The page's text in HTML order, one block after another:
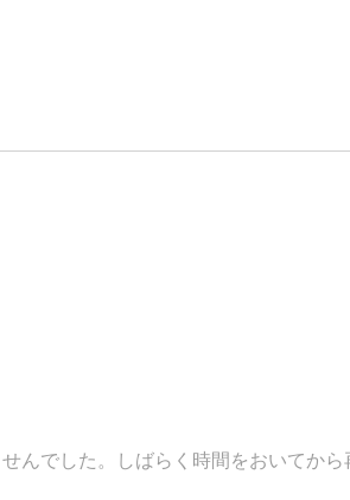
んでした。しばらく時間をおいてから